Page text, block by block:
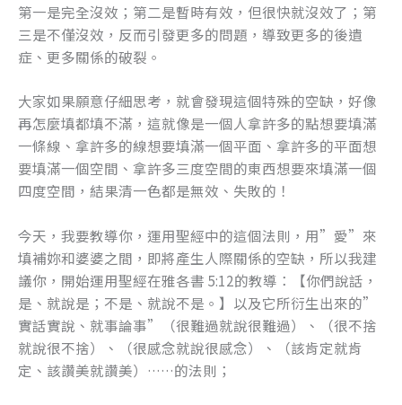
第一是完全沒效；第二是暫時有效，但很快就沒效了；第
三是不僅沒效，反而引發更多的問題，導致更多的後遺
症、更多關係的破裂。
大家如果願意仔細思考，就會發現這個特殊的空缺，好像
再怎麼填都填不滿，這就像是一個人拿許多的點想要填滿
一條線、拿許多的線想要填滿一個平面、拿許多的平面想
要填滿一個空間、拿許多三度空間的東西想要來填滿一個
四度空間，結果清一色都是無效、失敗的！
今天，我要教導你，運用聖經中的這個法則，用”愛”來
填補妳和婆婆之間，即將產生人際關係的空缺，所以我建
議你，開始運用聖經在雅各書 5:12的教導：【你們說話，
是、就說是；不是、就說不是。】以及它所衍生出來的”
實話實說、就事論事”（很難過就說很難過）、（很不捨
就說很不捨）、（很感念就說很感念）、（該肯定就肯
定、該讚美就讚美）……的法則；